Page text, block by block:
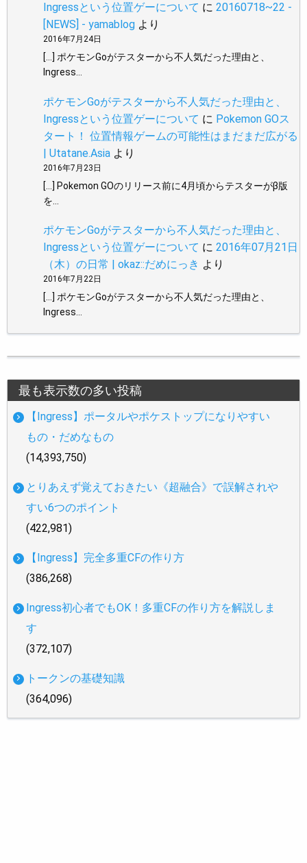
Ingressという位置ゲーについて に 20160718~22 -
[NEWS] - yamablog より
2016年7月24日
[…] ポケモンGoがテスターから不人気だった理由と、
Ingress…
ポケモンGoがテスターから不人気だった理由と、
Ingressという位置ゲーについて に Pokemon GOス
タート！ 位置情報ゲームの可能性はまだまだ広がる
| Utatane.Asia より
2016年7月23日
[…] Pokemon GOのリリース前に4月頃からテスターがβ版
を…
ポケモンGoがテスターから不人気だった理由と、
Ingressという位置ゲーについて に 2016年07月21日
（木）の日常 | okaz::だめにっき より
2016年7月22日
[…] ポケモンGoがテスターから不人気だった理由と、
Ingress…
最も表示数の多い投稿
【Ingress】ポータルやポケストップになりやすい
もの・だめなもの
(14,393,750)
とりあえず覚えておきたい《超融合》で誤解されや
すい6つのポイント
(422,981)
【Ingress】完全多重CFの作り方
(386,268)
Ingress初心者でもOK！多重CFの作り方を解説しま
す
(372,107)
トークンの基礎知識
(364,096)